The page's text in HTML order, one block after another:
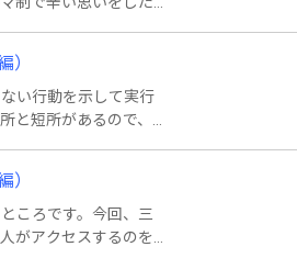
）
い行動を示して実行
と短所があるので、
）
ころです。今回、三
がアクセスするのを